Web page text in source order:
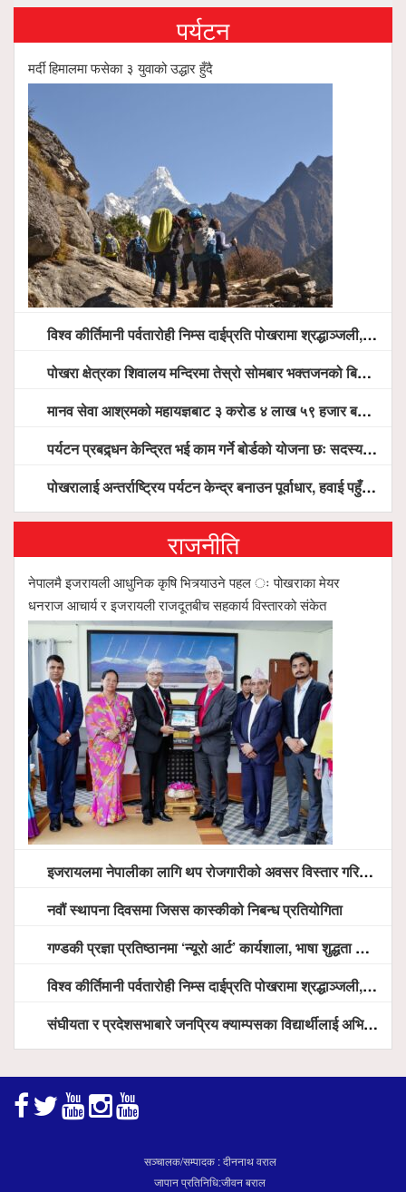
पर्यटन
मर्दी हिमालमा फसेका ३ युवाको उद्धार हुँदै
विश्व कीर्तिमानी पर्वतारोही निम्स दाईप्रति पोखरामा श्रद्धाञ्जली, दीप प्रज्वलन गर्दै योगदानको प्रशंसा (भिडियो सहित)
पोखरा क्षेत्रका शिवालय मन्दिरमा तेस्रो सोमबार भक्तजनको बिहानैदेखि घुइँचो
मानव सेवा आश्रमको महायज्ञबाट ३ करोड ४ लाख ५९ हजार बचत, १ करोड ४४ लाख उठ्न बाँकी, विना संचार माध्यम तर प्रचार प्रसारमै भयो १९ लाख खर्च !
पर्यटन प्रबद्र्धन केन्द्रित भई काम गर्ने बोर्डको योजना छः सदस्य पोखरेल, चलिय पोखरालाई थप प्रभावकारी बनाउन होटल संघको माग
पोखरालाई अन्तर्राष्ट्रिय पर्यटन केन्द्र बनाउन पूर्वाधार, हवाई पहुँच र प्राकृतिक सम्पदाको संरक्षणमा सरकार केन्द्रित हुन्छः मन्त्री पौडेल
राजनीति
नेपालमै इजरायली आधुनिक कृषि भित्र्याउने पहल ः पोखराका मेयर
धनराज आचार्य र इजरायली राजदूतबीच सहकार्य विस्तारको संकेत
इजरायलमा नेपालीका लागि थप रोजगारीको अवसर विस्तार गरिने ः राजदूत बास
नवौं स्थापना दिवसमा जिसस कास्कीको निबन्ध प्रतियोगिता
गण्डकी प्रज्ञा प्रतिष्ठानमा ‘न्यूरो आर्ट’ कार्यशाला, भाषा शुद्धता अभियानदेखि अनुसन्धान प्रवर्द्धनसम्मका कार्यक्रम हुँदै
विश्व कीर्तिमानी पर्वतारोही निम्स दाईप्रति पोखरामा श्रद्धाञ्जली, दीप प्रज्वलन गर्दै योगदानको प्रशंसा (भिडियो सहित)
संघीयता र प्रदेशसभाबारे जनप्रिय क्याम्पसका विद्यार्थीलाई अभिमुखीकरण
सञ्चालक/सम्पादक : दीननाथ वराल
जापान प्रतिनिधि:जीवन बराल